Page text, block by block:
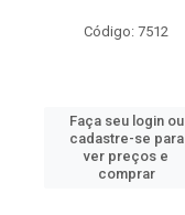
Código: 7512
Faça seu login ou
cadastre-se para
ver preços e
comprar